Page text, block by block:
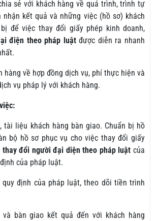
sẻ với khách hàng về quá trình, trình tự
kết quả và những việc (hồ sơ) khách
để việc thay đổi giấy phép kinh doanh,
điện theo pháp luậtđược diễn ra nhanh
hàng về hợp đồng dịch vụ, phí thực hiện và
vụ pháp lý với khách hàng.
tài liệu khách hàng bàn giao. Chuẩn bị hồ
bộ hồ sơ phục vụ cho việc thay đổi giấy
thay đổi người đại diện theo pháp luật của
của pháp luật.
quy định của pháp luật, theo dõi tiền trình
bàn giao kết quả đến với khách hàng